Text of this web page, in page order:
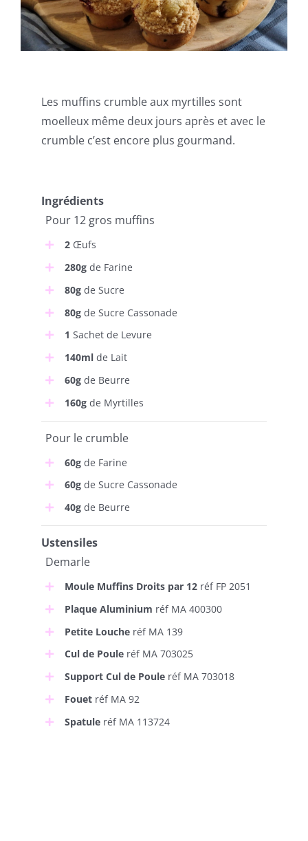
Les muffins crumble aux myrtilles sont
moelleux même deux jours après et avec le
crumble c’est encore plus gourmand.
Ingrédients
Pour 12 gros muffins
2Œufs
280gde Farine
80gde Sucre
80gde Sucre Cassonade
1 Sachet de Levure
140mlde Lait
60gde Beurre
160gde Myrtilles
Pour le crumble
60gde Farine
60gde Sucre Cassonade
40gde Beurre
Ustensiles
Demarle
Moule Muffins Droits par 12réf FP 2051
Plaque Aluminium réf MA 400300
Petite Loucheréf MA 139
Cul de Pouleréf MA 703025
Support Cul de Pouleréf MA 703018
Fouetréf MA 92
Spatuleréf MA 113724